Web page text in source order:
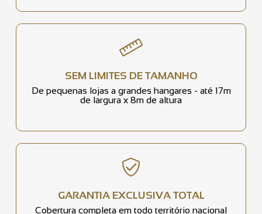
SEM LIMITES DE TAMANHO
De pequenas lojas a grandes hangares - até 17m
de largura x 8m de altura
GARANTIA EXCLUSIVA TOTAL
Cobertura completa em todo território nacional